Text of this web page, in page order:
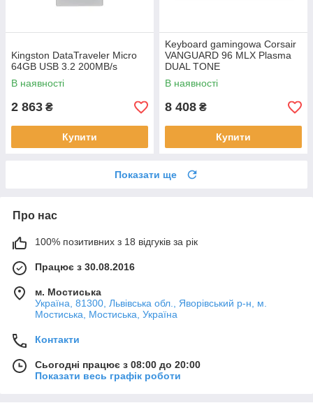
Kingston DataTraveler Micro
64GB USB 3.2 200MB/s
В наявності
2 863 ₴
Купити
Keyboard gamingowa Corsair
VANGUARD 96 MLX Plasma
DUAL TONE
В наявності
8 408 ₴
Купити
Показати ще
Про нас
100% позитивних з 18 відгуків за рік
Працює з 30.08.2016
м. Мостиська
Україна, 81300, Львівська обл., Яворівський р-н, м.
Мостиська, Мостиська, Україна
Контакти
Сьогодні працює з 08:00 до 20:00
Показати весь графік роботи